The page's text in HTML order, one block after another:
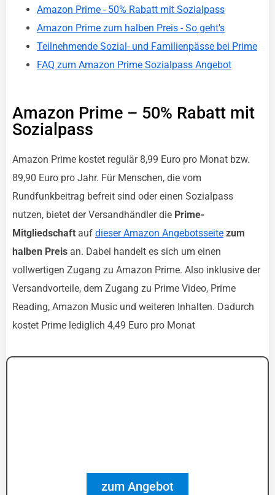
Amazon Prime - 50% Rabatt mit Sozialpass
Amazon Prime zum halben Preis - So geht's
Teilnehmende Sozial- und Familienpässe bei Prime
FAQ zum Amazon Prime Sozialpass Angebot
Amazon Prime – 50% Rabatt mit
Sozialpass
Amazon Prime kostet regulär 8,99 Euro pro Monat bzw.
89,90 Euro pro Jahr. Für Menschen, die vom
Rundfunkbeitrag befreit sind oder einen Sozialpass
nutzen, bietet der Versandhändler die Prime-
Mitgliedschaft auf dieser Amazon Angebotsseite zum
halben Preis an. Dabei handelt es sich um einen
vollwertigen Zugang zu Amazon Prime. Also inklusive der
Versandvorteile, dem Zugang zu Prime Video, Prime
Reading, Amazon Music und weiteren Inhalten. Dadurch
kostet Prime lediglich 4,49 Euro pro Monat
zum Angebot